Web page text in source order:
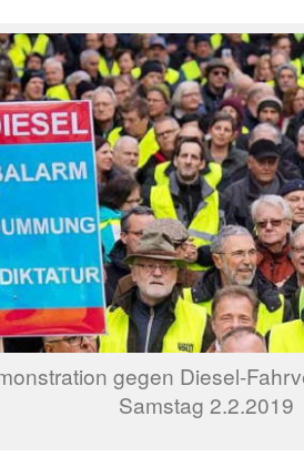
gegen Diesel-
Samstag 2.2.2019